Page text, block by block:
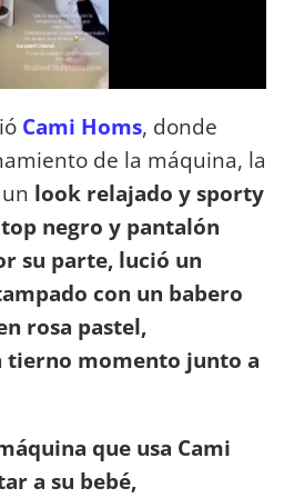
Cami Homs, donde
de la máquina, la
look relajado y sporty
negro y pantalón
su parte, lució un
con un babero
rosa pastel,
tierno momento junto a
que usa Cami
a su bebé,